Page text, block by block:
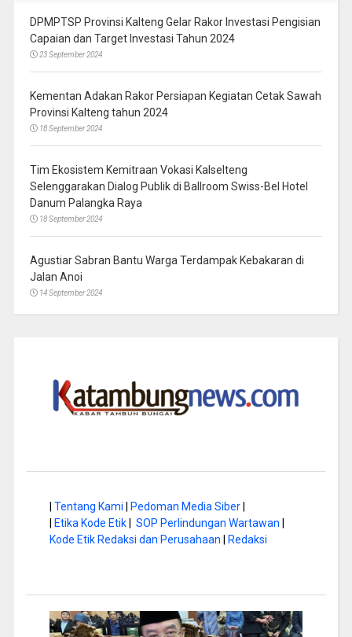
DPMPTSP Provinsi Kalteng Gelar Rakor Investasi Pengisian
Capaian dan Target Investasi Tahun 2024
23 September 2024
Kementan Adakan Rakor Persiapan Kegiatan Cetak Sawah
Provinsi Kalteng tahun 2024
18 September 2024
Tim Ekosistem Kemitraan Vokasi Kalselteng
Selenggarakan Dialog Publik di Ballroom Swiss-Bel Hotel
Danum Palangka Raya
18 September 2024
Agustiar Sabran Bantu Warga Terdampak Kebakaran di
Jalan Anoi
14 September 2024
Tentang Kami Pedoman Media Siber|
Etika Kode Etik| SOP Perlindungan Wartawan
Kode Etik Redaksi dan Perusahaan
Redaksi